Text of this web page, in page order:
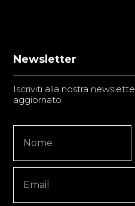
Newsletter
Iscriviti alla nostra
aggiornato
Signup
Copy